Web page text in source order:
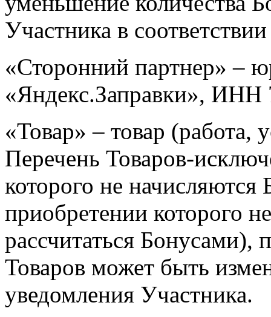
Участника в
«Сторонний партнер» –
«Яндекс.Заправки», ИНН
«Товар» – товар (работа,
Перечень Товаров-
которого не
приобретении которого
рассчитаться Бонусами),
Товаров может быть
уведомления